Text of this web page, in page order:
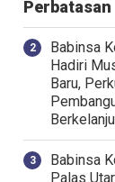
Perbatasan
Babinsa
Hadiri
Baru,
‎Babinsa
Palas